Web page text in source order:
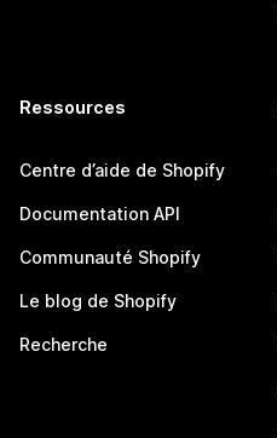
Ressources
Centre d’aide de Shopify
Documentation API
Communauté Shopify
Le blog de Shopify
Recherche